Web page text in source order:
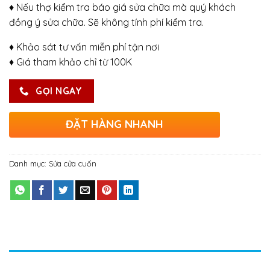
♦ Nếu thợ kiểm tra báo giá sửa chữa mà quý khách
đồng ý sửa chữa. Sẽ không tính phí kiểm tra.
♦ Khảo sát tư vấn miễn phí tận nơi
♦ Giá tham khảo chỉ từ 100K
GỌI NGAY
ĐẶT HÀNG NHANH
Danh mục: Sửa cửa cuốn